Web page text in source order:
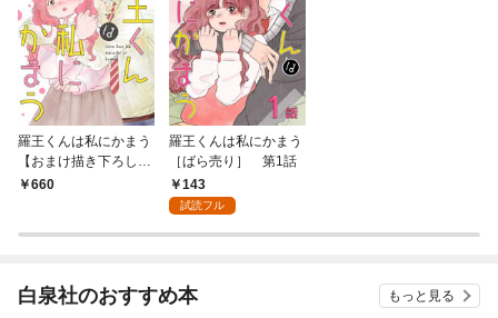
羅王くんは私にかまう
【おまけ描き下ろし付
き】 1巻
660
羅王くんは私にかまう
［ばら売り］ 第1話
143
試読フル
白泉社のおすすめ本 もっと見る